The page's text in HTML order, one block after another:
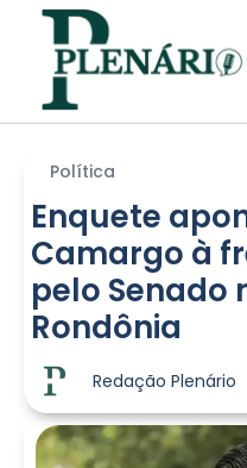
Política
Enquete
Camargo à
pelo Senado
Rondônia
Redação Plenário